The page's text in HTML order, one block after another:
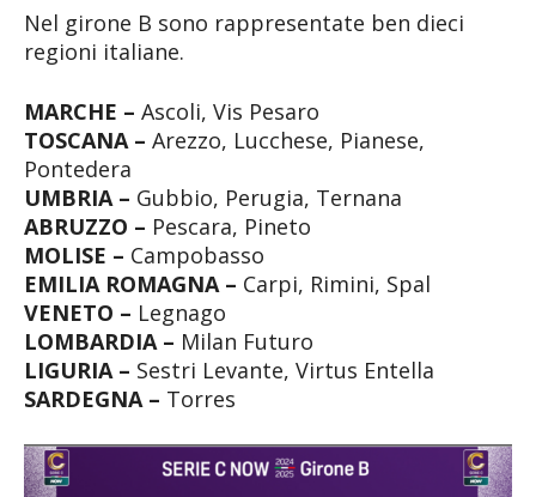
Nel girone B sono rappresentate ben dieci
regioni italiane.
MARCHE – Ascoli, Vis Pesaro
TOSCANA – Arezzo, Lucchese, Pianese,
Pontedera
UMBRIA – Gubbio, Perugia, Ternana
ABRUZZO – Pescara, Pineto
MOLISE – Campobasso
EMILIA ROMAGNA – Carpi, Rimini, Spal
VENETO – Legnago
LOMBARDIA – Milan Futuro
LIGURIA – Sestri Levante, Virtus Entella
SARDEGNA – Torres